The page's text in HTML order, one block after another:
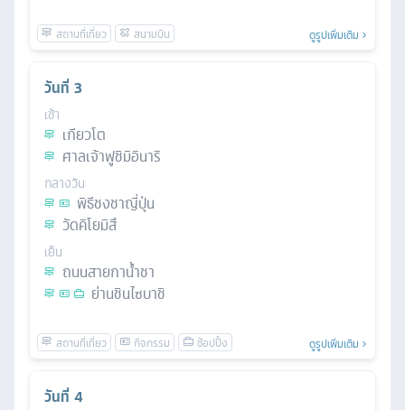
ดูรูปเพิ่มเติม
วันที่ 3
เช้า
เกียวโต
ศาลเจ้าฟูชิมิอินาริ
กลางวัน
พิธีชงชาญี่ปุ่น
วัดคิโยมิสึ
เย็น
ถนนสายกาน้ำชา
ย่านชินไซบาชิ
ดูรูปเพิ่มเติม
วันที่ 4